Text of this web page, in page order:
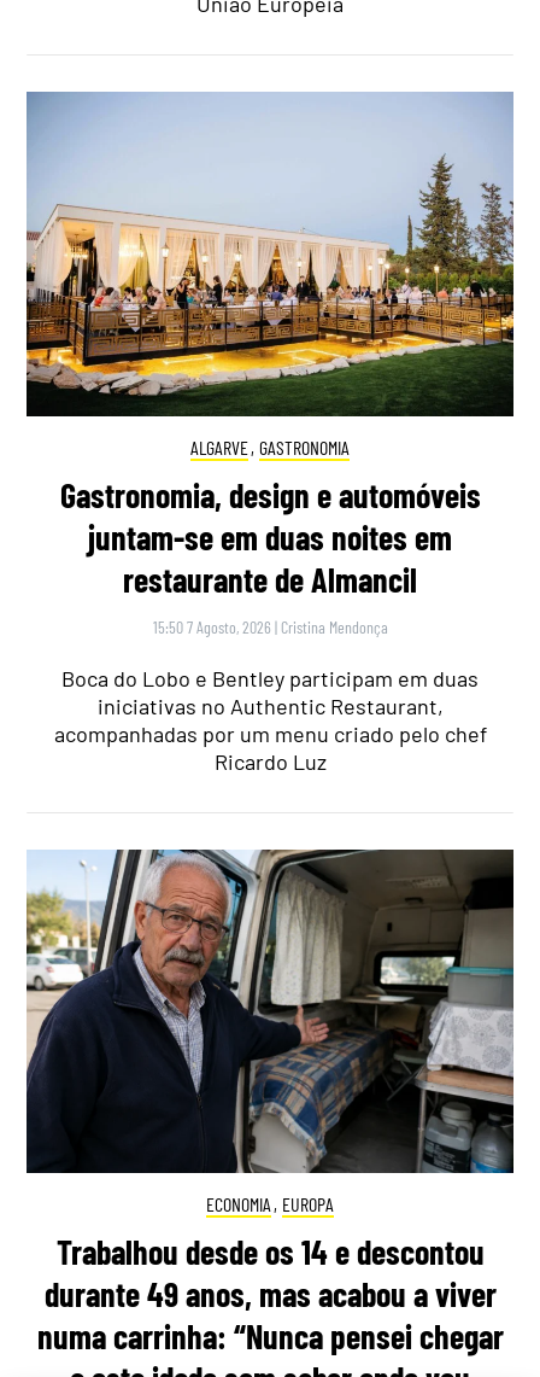
ALGARVE, GASTRONOMIA
Gastronomia, design e automóveis
juntam-se em duas noites em
restaurante de Almancil
15:50 7 Agosto, 2026 | Cristina Mendonça
Boca do Lobo e Bentley participam em duas
iniciativas no Authentic Restaurant,
acompanhadas por um menu criado pelo chef
Ricardo Luz
ECONOMIA , EUROPA
Trabalhou desde os 14 e descontou
durante 49 anos, mas acabou a viver
numa carrinha: “Nunca pensei chegar